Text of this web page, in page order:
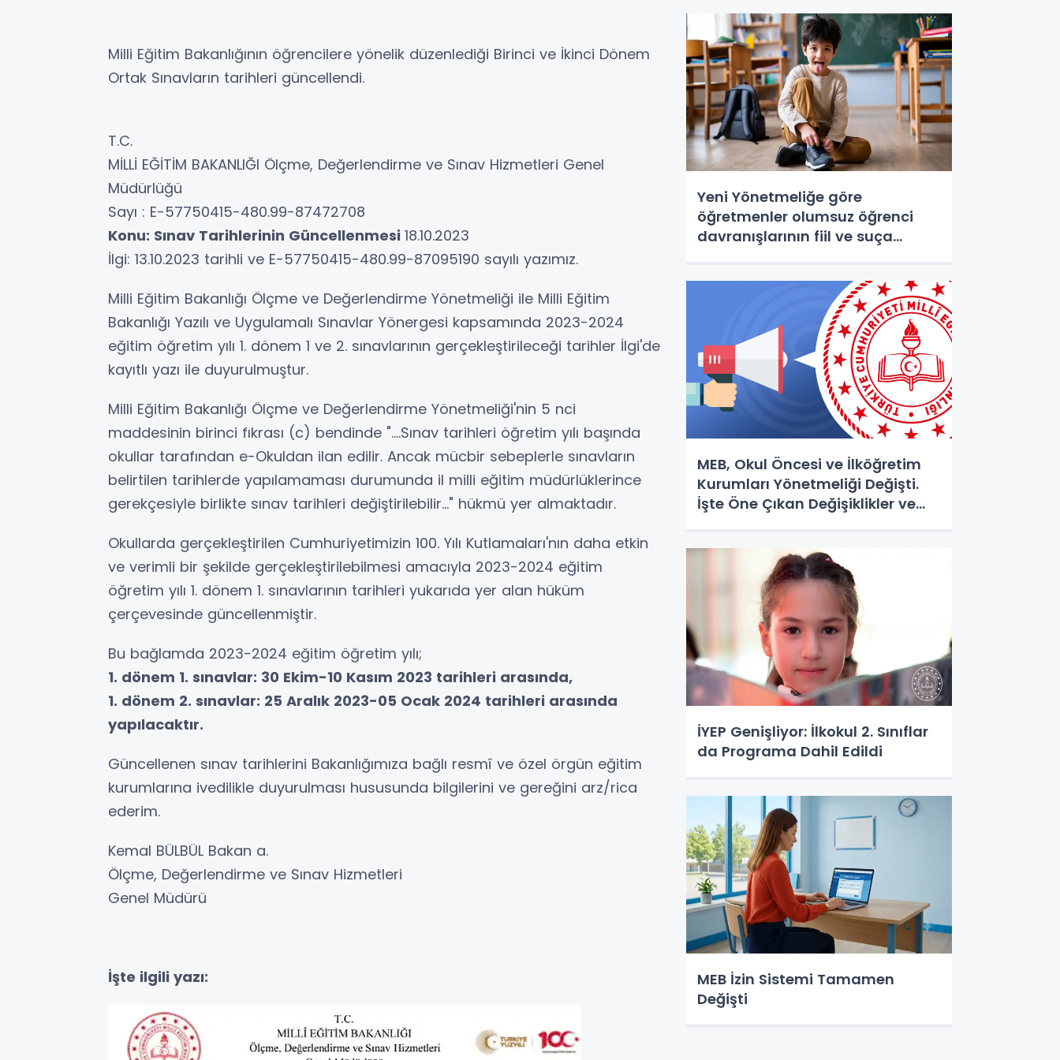
Milli Eğitim Bakanlığının öğrencilere yönelik düzenlediği Birinci ve İkinci Dönem
Ortak Sınavların tarihleri güncellendi.
T.C.
MİLLİ EĞİTİM BAKANLIĞI Ölçme, Değerlendirme ve Sınav Hizmetleri Genel
Müdürlüğü
Sayı : E-57750415-480.99-87472708
Konu: Sınav Tarihlerinin Güncellenmesi 18.10.2023
İlgi: 13.10.2023 tarihli ve E-57750415-480.99-87095190 sayılı yazımız.
Milli Eğitim Bakanlığı Ölçme ve Değerlendirme Yönetmeliği ile Milli Eğitim
Bakanlığı Yazılı ve Uygulamalı Sınavlar Yönergesi kapsamında 2023-2024
eğitim öğretim yılı 1. dönem 1 ve 2. sınavlarının gerçekleştirileceği tarihler İlgi'de
kayıtlı yazı ile duyurulmuştur.
Milli Eğitim Bakanlığı Ölçme ve Değerlendirme Yönetmeliği'nin 5 nci
maddesinin birinci fıkrası (c) bendinde "....Sınav tarihleri öğretim yılı başında
okullar tarafından e-Okuldan ilan edilir. Ancak mücbir sebeplerle sınavların
belirtilen tarihlerde yapılamaması durumunda il milli eğitim müdürlüklerince
gerekçesiyle birlikte sınav tarihleri değiştirilebilir..." hükmü yer almaktadır.
Okullarda gerçekleştirilen Cumhuriyetimizin 100. Yılı Kutlamaları'nın daha etkin
ve verimli bir şekilde gerçekleştirilebilmesi amacıyla 2023-2024 eğitim
öğretim yılı 1. dönem 1. sınavlarının tarihleri yukarıda yer alan hüküm
çerçevesinde güncellenmiştir.
Bu bağlamda 2023-2024 eğitim öğretim yılı;
1. dönem 1. sınavlar: 30 Ekim-10 Kasım 2023 tarihleri arasında,
1. dönem 2. sınavlar: 25 Aralık 2023-05 Ocak 2024 tarihleri arasında
yapılacaktır.
Güncellenen sınav tarihlerini Bakanlığımıza bağlı resmî ve özel örgün eğitim
kurumlarına ivedilikle duyurulması hususunda bilgilerini ve gereğini arz/rica
ederim.
Kemal BÜLBÜL Bakan a.
Ölçme, Değerlendirme ve Sınav Hizmetleri
Genel Müdürü
İşte ilgili yazı:
Yeni Yönetmeliğe göre
öğretmenler olumsuz öğrenci
davranışlarının fiil ve suça
MEB, Okul Öncesi ve İlköğretim
Kurumları Yönetmeliği Değişti.
İşte Öne Çıkan Değişiklikler ve
İYEP Genişliyor: İlkokul 2. Sınıflar
da Programa Dahil Edildi
MEB İzin Sistemi Tamamen
Değişti